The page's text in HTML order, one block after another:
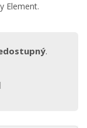
Element.
.